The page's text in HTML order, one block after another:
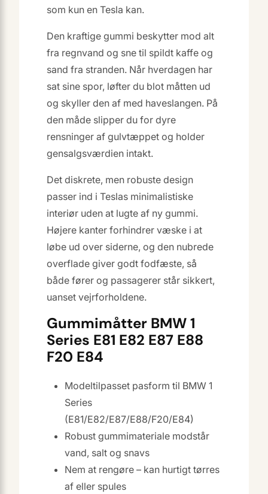
som kun en Tesla kan.
Den kraftige gummi beskytter mod alt
fra regnvand og sne til spildt kaffe og
sand fra stranden. Når hverdagen har
sat sine spor, løfter du blot måtten ud
og skyller den af med haveslangen. På
den måde slipper du for dyre
rensninger af gulvtæppet og holder
gensalgsværdien intakt.
Det diskrete, men robuste design
passer ind i Teslas minimalistiske
interiør uden at lugte af ny gummi.
Højere kanter forhindrer væske i at
løbe ud over siderne, og den nubrede
overflade giver godt fodfæste, så
både fører og passagerer står sikkert,
uanset vejrforholdene.
Gummimåtter BMW 1
Series E81 E82 E87 E88
F20 E84
Modeltilpasset pasform til BMW 1
Series
(E81/E82/E87/E88/F20/E84)
Robust gummimateriale modstår
vand, salt og snavs
Nem at rengøre – kan hurtigt tørres
af eller spules